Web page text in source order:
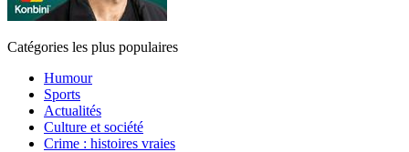
Catégories les plus populaires
Humour
Sports
Actualités
Culture et société
Crime : histoires vraies